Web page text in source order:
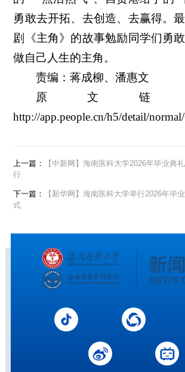
勇敢去开拓、去创造、去赢得。
剧《主角》的故事勉励同学们勇
做自己人生的主角。
责编：蒋成柳、潘惠文
原文链
http://app.people.cn/h5/detail/
上一篇：
【中新网】海南医科大学2026年毕业典
行
下一篇：
【新华网】海南医科大学举行2026年毕
式